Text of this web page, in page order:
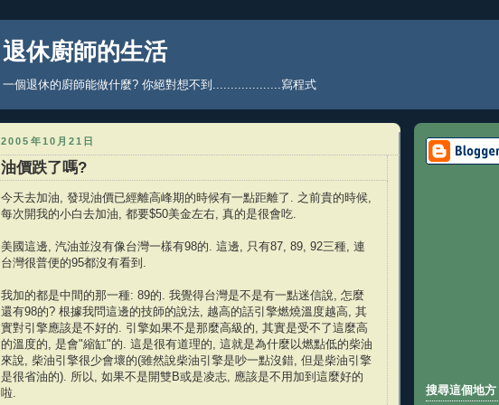
退休廚師的生活
一個退休的廚師能做什麼? 你絕對想不到...................寫程式
2005年10月21日
油價跌了嗎?
今天去加油, 發現油價已經離高峰期的時候有一點距離了. 之前貴的時候,
每次開我的小白去加油, 都要$50美金左右, 真的是很會吃.
美國這邊, 汽油並沒有像台灣一樣有98的. 這邊, 只有87, 89, 92三種, 連
台灣很普便的95都沒有看到.
我加的都是中間的那一種: 89的. 我覺得台灣是不是有一點迷信說, 怎麼
還有98的? 根據我問這邊的技師的說法, 越高的話引擎燃燒溫度越高, 其
實對引擎應該是不好的. 引擎如果不是那麼高級的, 其實是受不了這麼高
的溫度的, 是會"縮缸"的. 這是很有道理的, 這就是為什麼以燃點低的柴油
來說, 柴油引擎很少會壞的(雖然說柴油引擎是吵一點沒錯, 但是柴油引擎
是很省油的). 所以, 如果不是開雙B或是凌志, 應該是不用加到這麼好的
啦.
搜尋這個地